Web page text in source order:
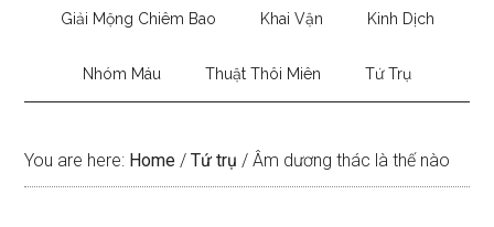
Giải Mộng Chiêm Bao Khai Vận Kinh Dịch
Nhóm Máu Thuật Thôi Miên Tứ Trụ
You are here: Home / Tứ trụ / Âm dương thác là thế nào